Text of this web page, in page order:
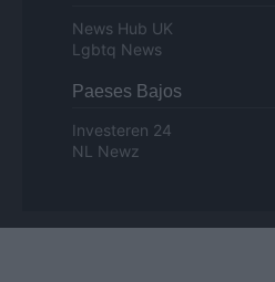
News Hub UK
Lgbtq News
Paeses Bajos
Investeren 24
NL Newz